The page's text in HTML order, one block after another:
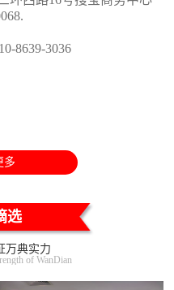
8639-3036
多
选
万典实力
of WanDian